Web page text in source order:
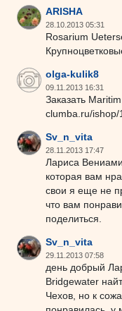
ARISHA
28.10.2013 05:31
Rosarium
olga-kulik8
09.11.2013 16:31
Заказать
clumba.ru/ishop/
Sv_n_vita
28.11.2013 17:47
Лариса
которая вам
свои я еще не
что вам
поделиться.
Sv_n_vita
29.11.2013 07:58
день добрый
Bridgewater
Чехов, но к